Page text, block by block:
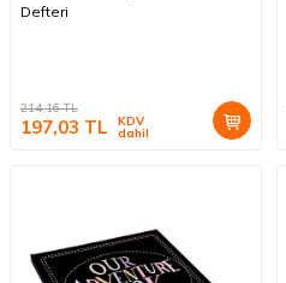
Defteri
214,16TL
197,03 TL KDV
dahil